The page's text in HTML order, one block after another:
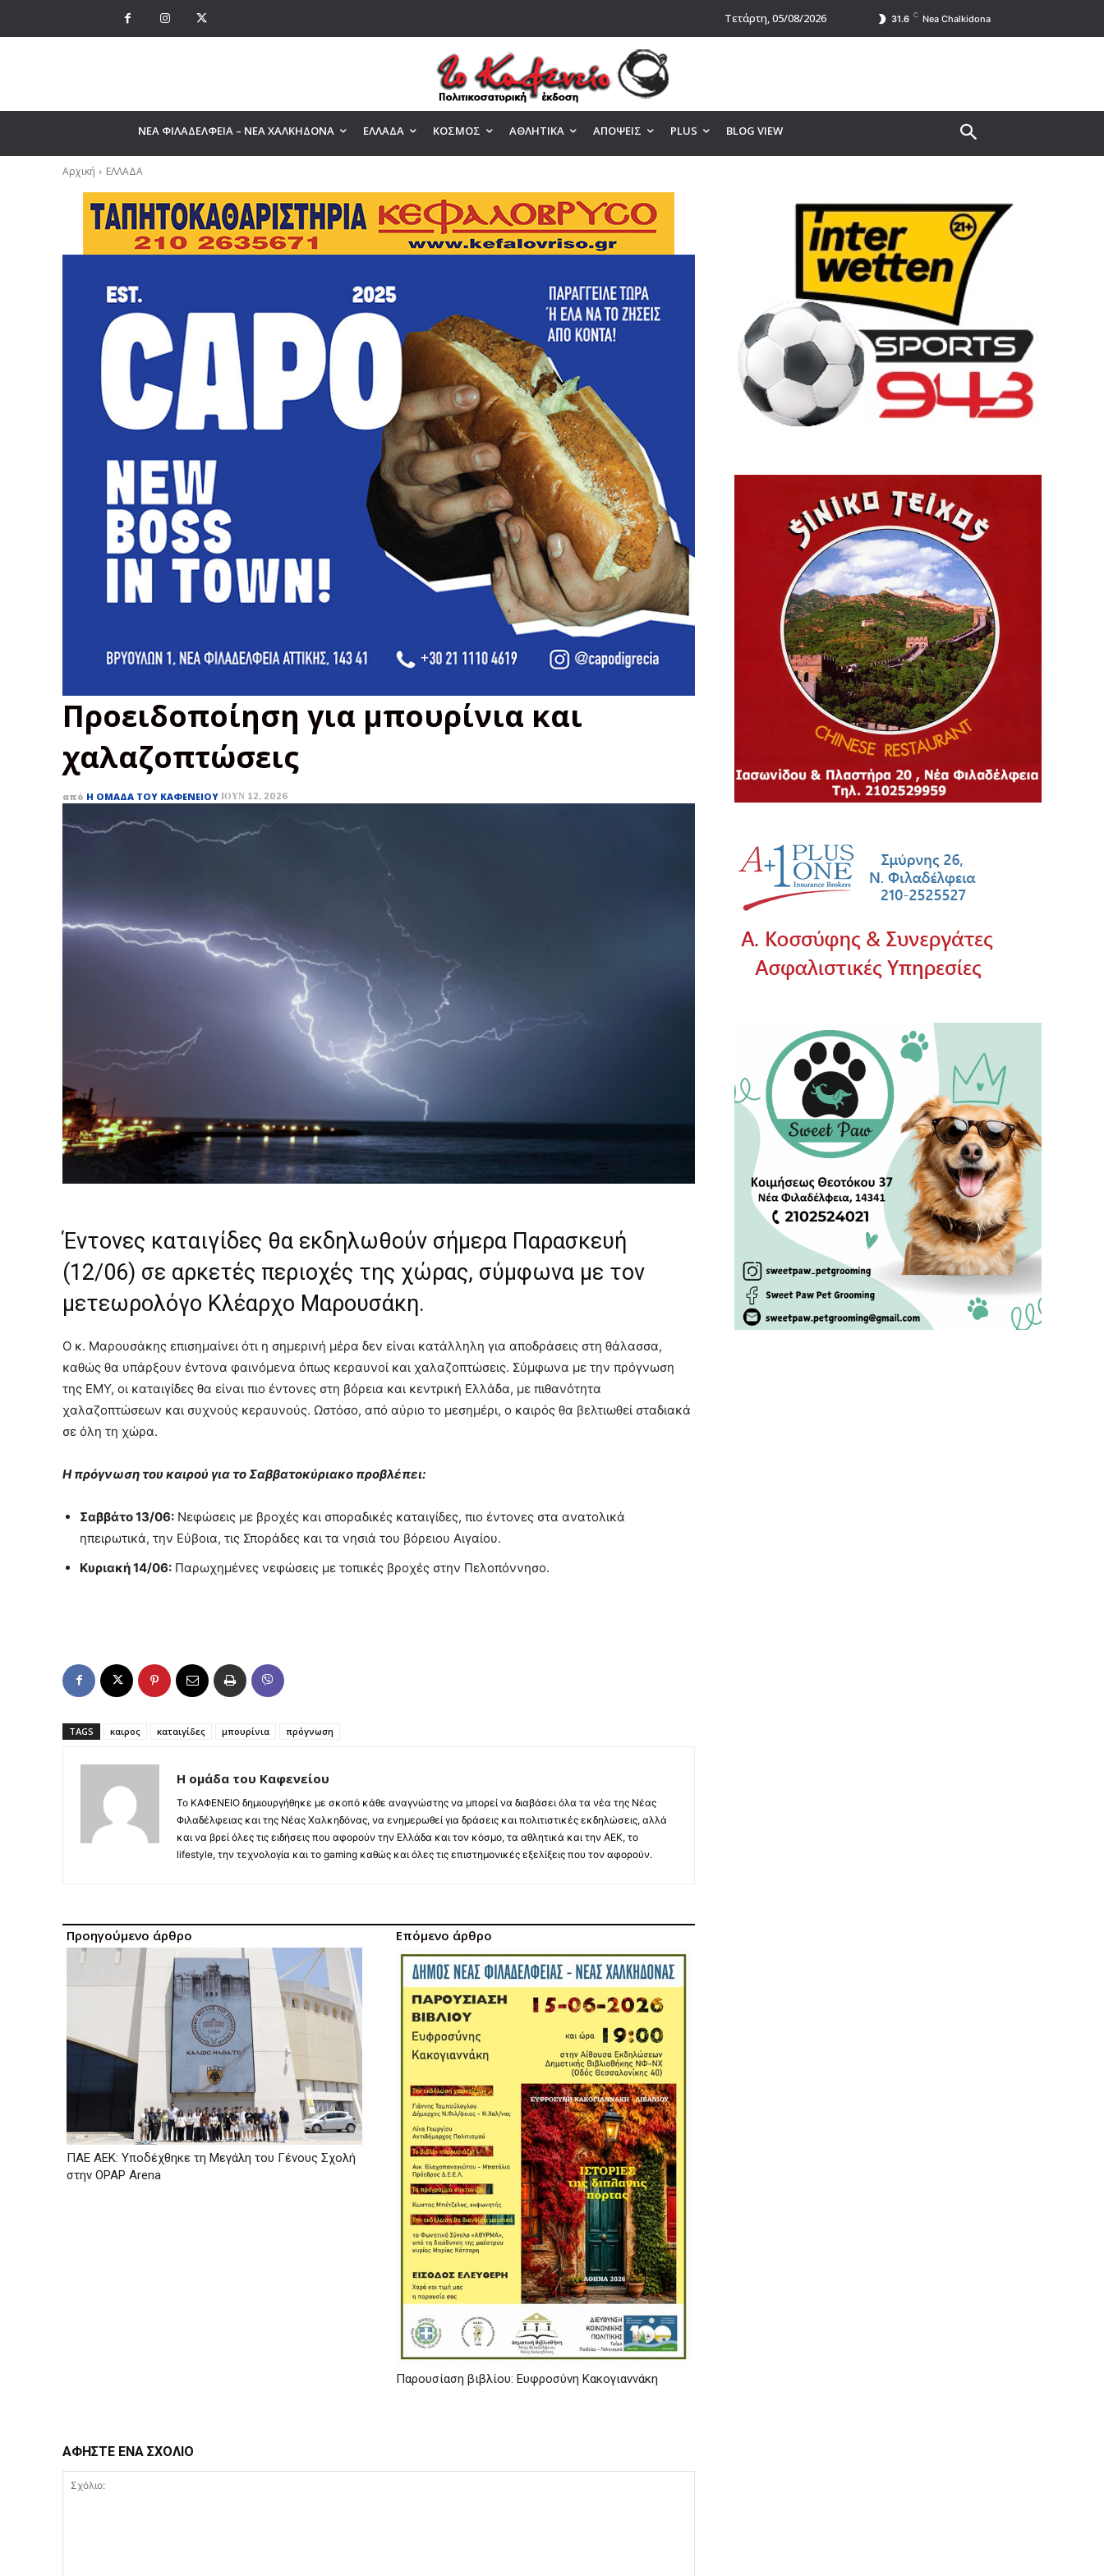
31.6 C Nea Chalkidona
Τετάρτη, 05/08/2026
ΝΕΑ ΦΙΛΑΔΕΛΦΕΙΑ – ΝΕΑ ΧΑΛΚΗΔΟΝΑ ΕΛΛΑΔΑ ΚΟΣΜΟΣ ΑΘΛΗΤΙΚΑ ΑΠΟΨΕΙΣ PLUS BLOG VIEW
Αρχική ΕΛΛΑΔΑ
Προειδοποίηση για μπουρίνια και
χαλαζοπτώσεις
από Η ΟΜΆΔΑ ΤΟΥ ΚΑΦΕΝΕΊΟΥ ΙΟΎΝ 12, 2026
Έντονες καταιγίδες θα εκδηλωθούν σήμερα Παρασκευή
(12/06) σε αρκετές περιοχές της χώρας, σύμφωνα με τον
μετεωρολόγο Κλέαρχο Μαρουσάκη.
Ο κ. Μαρουσάκης επισημαίνει ότι η σημερινή μέρα δεν είναι κατάλληλη για αποδράσεις στη θάλασσα,
καθώς θα υπάρξουν έντονα φαινόμενα όπως κεραυνοί και χαλαζοπτώσεις. Σύμφωνα με την πρόγνωση
της ΕΜΥ, οι καταιγίδες θα είναι πιο έντονες στη βόρεια και κεντρική Ελλάδα, με πιθανότητα
χαλαζοπτώσεων και συχνούς κεραυνούς. Ωστόσο, από αύριο το μεσημέρι, ο καιρός θα βελτιωθεί σταδιακά
σε όλη τη χώρα.
Η πρόγνωση του καιρού για το Σαββατοκύριακο προβλέπει:
Σαββάτο 13/06: Νεφώσεις με βροχές και σποραδικές καταιγίδες, πιο έντονες στα ανατολικά
ηπειρωτικά, την Εύβοια, τις Σποράδες και τα νησιά του βόρειου Αιγαίου.
Κυριακή 14/06: Παρωχημένες νεφώσεις με τοπικές βροχές στην Πελοπόννησο.
TAGS καιρος καταιγίδες μπουρίνια πρόγνωση
Η ομάδα του Καφενείου
Το ΚΑΦΕΝΕΙΟ δημιουργήθηκε με σκοπό κάθε αναγνώστης να μπορεί να διαβάσει όλα τα νέα της Νέας
Φιλαδέλφειας και της Νέας Χαλκηδόνας, να ενημερωθεί για δράσεις και πολιτιστικές εκδηλώσεις, αλλά
και να βρεί όλες τις ειδήσεις που αφορούν την Ελλάδα και τον κόσμο, τα αθλητικά και την ΑΕΚ, το
lifestyle, την τεχνολογία και το gaming καθώς και όλες τις επιστημονικές εξελίξεις που τον αφορούν.
Προηγούμενο άρθρο
ΠΑΕ ΑΕΚ: Υποδέχθηκε τη Μεγάλη του Γένους Σχολή
στην OPAP Arena
Επόμενο άρθρο
Παρουσίαση βιβλίου: Ευφροσύνη Κακογιαννάκη
ΑΦΗΣΤΕ ΕΝΑ ΣΧΟΛΙΟ